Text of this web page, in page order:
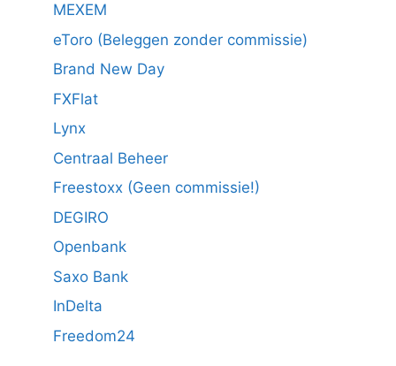
MEXEM
eToro (Beleggen zonder commissie)
Brand New Day
FXFlat
Lynx
Centraal Beheer
Freestoxx (Geen commissie!)
DEGIRO
Openbank
Saxo Bank
InDelta
Freedom24